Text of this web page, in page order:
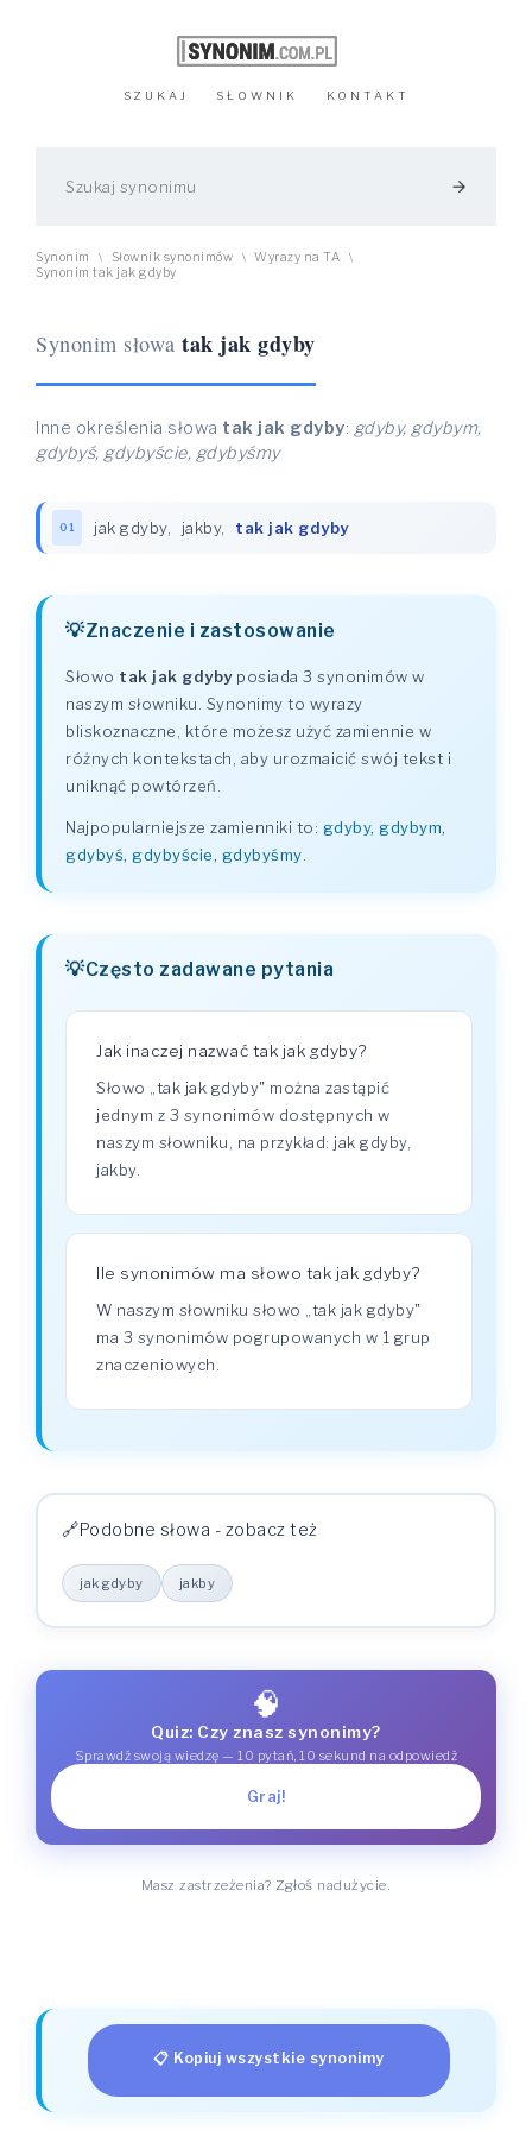
SZUKAJ SŁOWNIK KONTAKT
arrow_forward
Synonim \ Słownik synonimów \ Wyrazy na TA \
Synonim tak jak gdyby
Synonim słowa tak jak gdyby
Inne określenia słowa tak jak gdyby: gdyby, gdybym,
gdybyś, gdybyście, gdybyśmy
01 jak gdyby, jakby, tak jak gdyby
Znaczenie i zastosowanie
Słowo tak jak gdybyposiada 3 synonimów w
naszym słowniku. Synonimy to wyrazy
bliskoznaczne, które możesz użyć zamiennie w
różnych kontekstach, aby urozmaicić swój tekst i
uniknąć powtórzeń.
Najpopularniejsze zamienniki to: gdyby, gdybym,
gdybyś, gdybyście, gdybyśmy
Często zadawane pytania
Jak inaczej nazwać tak jak gdyby?
Słowo „tak jak gdyby" można zastąpić
jednym z 3 synonimów dostępnych w
naszym słowniku, na przykład: jak gdyby,
jakby.
Ile synonimów ma słowo tak jak gdyby?
W naszym słowniku słowo „tak jak gdyby"
ma 3 synonimów pogrupowanych w 1 grup
znaczeniowych.
Podobne słowa - zobacz też
jak gdyby jakby
🧠
Quiz: Czy znasz synonimy?
Sprawdź swoją wiedzę — 10 pytań, 10 sekund na odpowiedź
Graj!
Masz zastrzeżenia? Zgłoś nadużycie.
📋 Kopiuj wszystkie synonimy